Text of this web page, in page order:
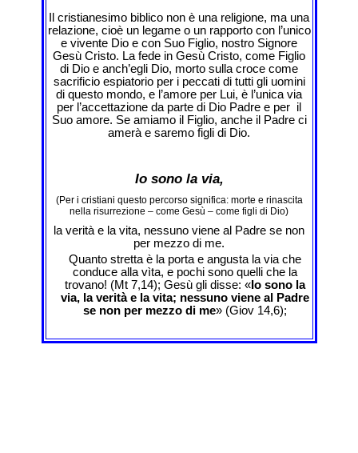
Il cristianesimo biblico non è una religione, ma una
relazione, cioè un legame o un rapporto con l’unico
e vivente Dio e con Suo Figlio, nostro Signore
Gesù Cristo. La fede in Gesù Cristo, come Figlio
di Dio e anch’egli Dio, morto sulla croce come
sacrificio espiatorio per i peccati di tutti gli uomini
di questo mondo, e l’amore per Lui, è l’unica via
per l’accettazione da parte di Dio Padre e per il
Suo amore. Se amiamo il Figlio, anche il Padre ci
amerà e saremo figli di Dio.
Io sono la via,
(Per i cristiani questo percorso significa: morte e rinascita
nella risurrezione – come Gesù – come figli di Dio)
la verità e la vita, nessuno viene al Padre se non
per mezzo di me.
Quanto stretta è la porta e angusta la via che
conduce alla vìta, e pochi sono quelli che la
trovano! (Mt 7,14); Gesù gli disse: «Io sono la
via, la verità e la vita; nessuno viene al Padre
se non per mezzo di me» (Giov 14,6);